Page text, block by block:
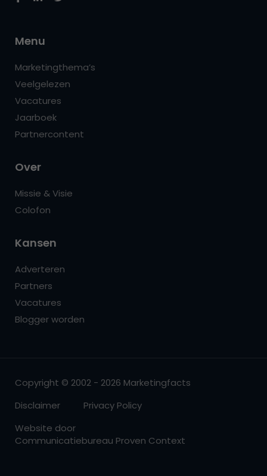
Menu
Marketingthema’s
Veelgelezen
Vacatures
Jaarboek
Partnercontent
Over
Missie & Visie
Colofon
Kansen
Adverteren
Partners
Vacatures
Blogger worden
Copyright © 2002 - 2026 Marketingfacts
Disclaimer
Privacy Policy
Website door
Communicatiebureau Proven Context